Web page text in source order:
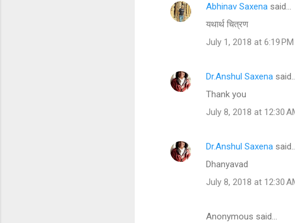
e
Abhinav Saxena said…
यथार्थ चित्रण
July 1, 2018 at 6:19 PM
Dr.Anshul Saxena
Thank you
July 8, 2018 at 12:30
Dr.Anshul Saxena
Dhanyavad
July 8, 2018 at 12:30
Anonymous said…